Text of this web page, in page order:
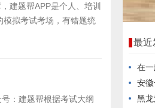
建题帮APP是个人、培训
拟考试考场，有错题统
：建题帮根据考试大纲
最近
在一
安
黑